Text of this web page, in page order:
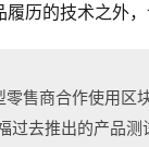
历的技术之外
零售商合作使用
去推出的产品